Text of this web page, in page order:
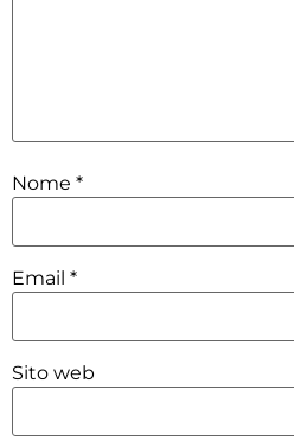
Nome *
Email *
Sito web